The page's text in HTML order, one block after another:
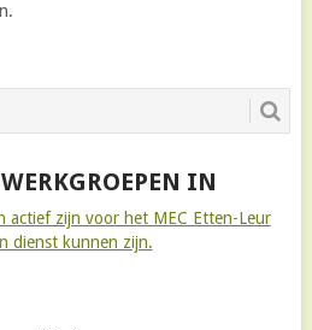
IN
actief zijn voor het MEC Etten-Leur
dienst kunnen zijn.